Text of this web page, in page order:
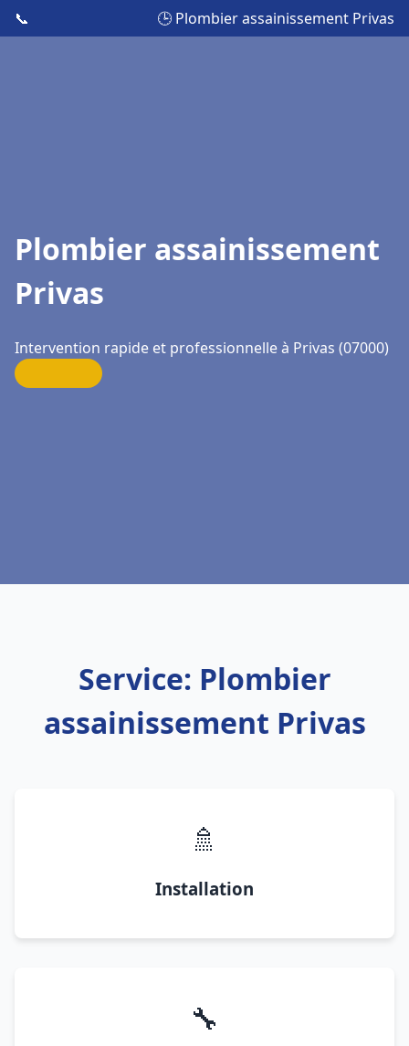
📞 🕒 Plombier assainissement Privas
Plombier assainissement
Privas
Intervention rapide et professionnelle à Privas (07000)
Service: Plombier
assainissement Privas
🚿
Installation
🔧